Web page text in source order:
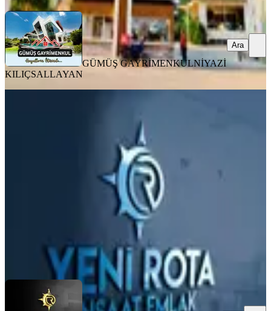
GÜMÜŞ GAYRİMENKULNİYAZİ
KILIÇSALLAYAN
Ara
Onikişubat, Yamaçtepe Mahallesi
55 m²·7. Kat·03.08.2026
2.300.000 ₺
Taner B